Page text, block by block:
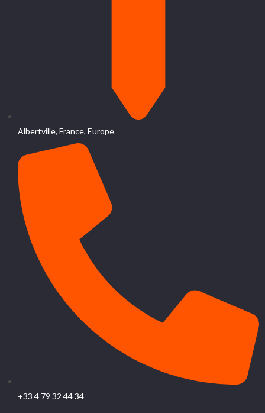
Albertville, France, Europe
+33 4 79 32 44 34